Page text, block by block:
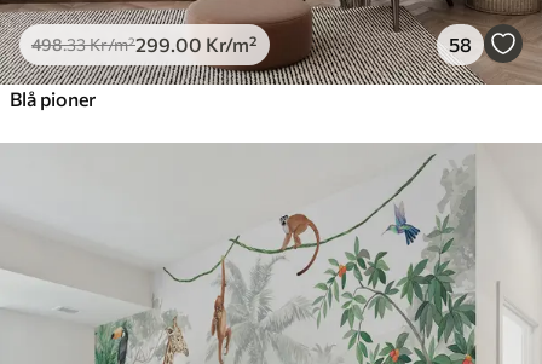
498.33Kr/m²299.00 Kr/m² 58
Blå pioner